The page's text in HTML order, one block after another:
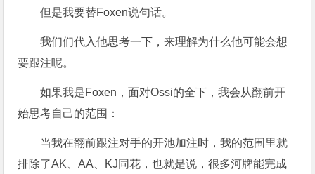
但是我要替Foxen说句话。
我们们代入他思考一下，来理解为什么他可能会想
要跟注呢。
如果我是Foxen，面对Ossi的全下，我会从翻前开
始思考自己的范围：
当我在翻前跟注对手的开池加注时，我的范围里就
排除了AK、AA、KJ同花，也就是说，很多河牌能完成